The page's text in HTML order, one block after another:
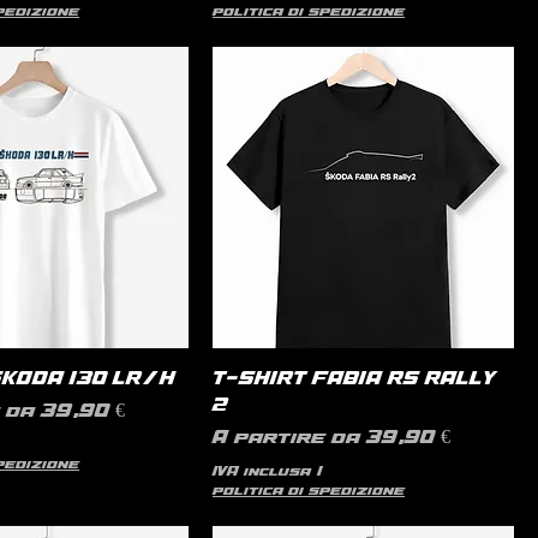
politica di spedizione
130 LR/H
da39,90 €
T-SHIRT FABIA RS RALLY
2
A partire da39,90 €
Prezzo scontato
IVA inclusa|
politica di spedizione